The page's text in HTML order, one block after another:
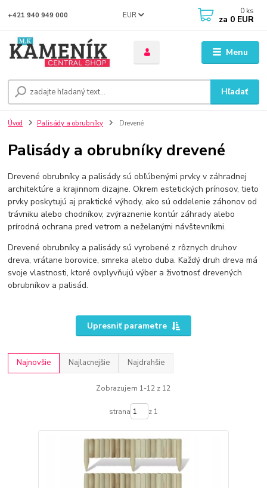
Menu
EUR
Hľadať
+421 940 949 000 0 ks
za 0 EUR
Úvod Palisády a obrubníky Drevené
Palisády a obrubníky drevené
Drevené obrubníky a palisády sú obľúbenými prvky v záhradnej
architektúre a krajinnom dizajne. Okrem estetických prínosov, tieto
prvky poskytujú aj praktické výhody, ako sú oddelenie záhonov od
trávniku alebo chodníkov, zvýraznenie kontúr záhrady alebo
prírodná ochrana pred vetrom a neželanými návštevníkmi.
Drevené obrubníky a palisády sú vyrobené z rôznych druhov
dreva, vrátane borovice, smreka alebo duba. Každý druh dreva má
svoje vlastnosti, ktoré ovplyvňujú výber a životnosť drevených
obrubníkov a palisád.
Upresniť parametre
Najnovšie Najlacnejšie Najdrahšie
Zobrazujem 1-12 z 12
strana z 1